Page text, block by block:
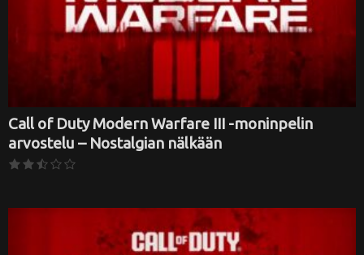
Call of Duty Modern Warfare III -moninpelin
arvostelu – Nostalgian nälkään